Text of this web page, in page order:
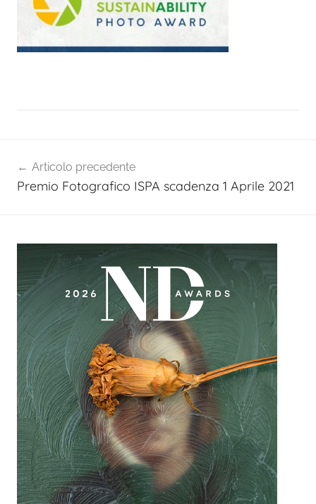
articoli
Articolo precedente
Premio Fotografico ISPA scadenza 1 Aprile 2021